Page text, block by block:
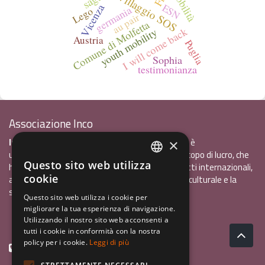
Villaggio SOS
Comune di Molfetta
germania
I will come back
Sophia
testimonianza
Vicenza
youth mobility
au pair
Austria
ESN
Lego
Puglia
Associazione Inco
InCo - Interculturalità & Comunicazione APSè
un'associazione di promozione sociale, senza scopo di lucro, che
ha l'obiettivo di promuovere gli scambi e i contatti internazionali,
al fine accrescere tra i giovani la sensibilità interculturale e la
solidarietà internazionale.
Privacy policy.pdf120,41 kB
+39 0461 1822775
GERMAN
×
Questo sito web utilizza
cookie
Questo sito web utilizza i cookie per
migliorare la tua esperienza di navigazione.
Utilizzando il nostro sito web acconsenti a
tutti i cookie in conformità con la nostra
policy per i cookie. Leggi di più